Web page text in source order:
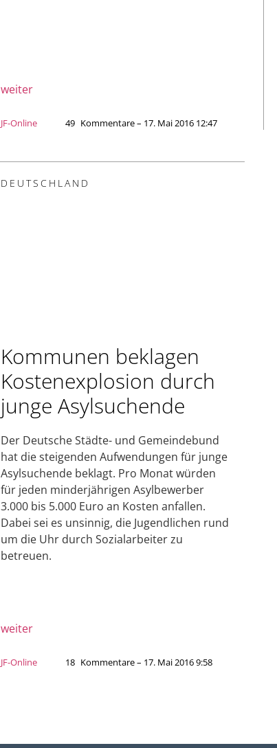
weiter
JF-Online 49 Kommentare – 17. Mai 2016 12:47
DEUTSCHLAND
Kommunen beklagen
Kostenexplosion durch
junge Asylsuchende
Der Deutsche Städte- und Gemeindebund
hat die steigenden Aufwendungen für junge
Asylsuchende beklagt. Pro Monat würden
für jeden minderjährigen Asylbewerber
3.000 bis 5.000 Euro an Kosten anfallen.
Dabei sei es unsinnig, die Jugendlichen rund
um die Uhr durch Sozialarbeiter zu
betreuen.
weiter
JF-Online 18 Kommentare – 17. Mai 2016 9:58